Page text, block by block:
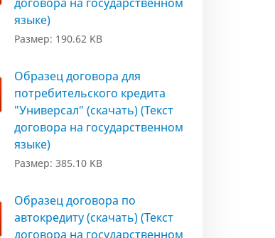
языке)
Размер: 190.62 KB
Образец договора для
потребительского кредита
"Универсал" (скачать) (Текст
договора на государственном
языке)
Размер: 385.10 KB
Образец договора по
автокредиту (скачать) (Текст
договора на государственном